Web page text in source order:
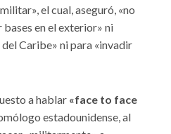
el cual, aseguró, «no
en el exterior» ni
Caribe» ni para «invadir
a hablar «face to face
estadounidense, al